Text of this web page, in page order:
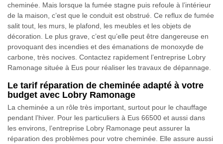
cheminée. Mais lorsque la fumée stagne puis refoule à l’intérieur
de la maison, c’est que le conduit est obstrué. Ce reflux de fumée
salit tout, les murs, le plafond, les meubles et les objets de
décoration. Le plus grave, c’est qu’elle peut être dangereuse en
provoquant des incendies et des émanations de monoxyde de
carbone, très nocives. Contactez rapidement l’entreprise Lobry
Ramonage située à Eus pour réaliser les travaux de dépannage.
Le tarif réparation de cheminée adapté à votre
budget avec Lobry Ramonage
La cheminée a un rôle très important, surtout pour le chauffage
pendant l’hiver. Pour les particuliers à Eus 66500 et aussi dans
les environs, l’entreprise Lobry Ramonage peut assurer la
réparation des problèmes pour votre cheminée. Elle assure aussi